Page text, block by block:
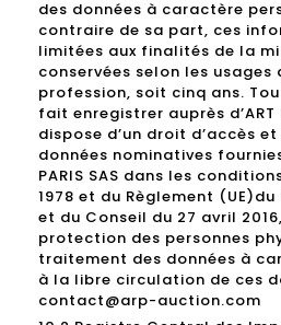
des données à caractère
contraire de sa part, ces
limitées aux finalités de la
conservées selon les
profession, soit cinq ans.
fait enregistrer auprès d’ART
dispose d’un droit d’accès
données nominatives fournies
PARIS SAS dans les
1978 et du Règlement
et du Conseil du 27 avril
protection des personnes
traitement des données à
à la libre circulation de ces
contact@arp-auction.com